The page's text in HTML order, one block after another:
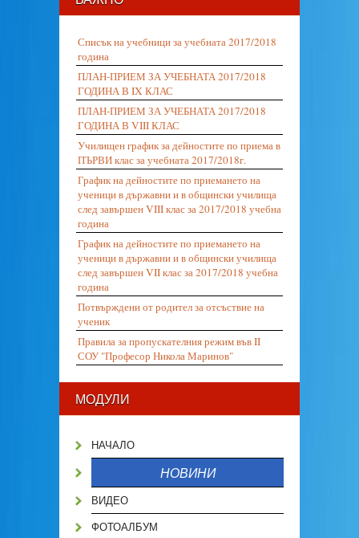
Списък на учебници за учебната 2017/2018
година
ПЛАН-ПРИЕМ ЗА УЧЕБНАТА 2017/2018
ГОДИНА В IX КЛАС
ПЛАН-ПРИЕМ ЗА УЧЕБНАТА 2017/2018
ГОДИНА В VIII КЛАС
Училищен график за дейностите по приема в
ПЪРВИ клас за учебната 2017/2018г.
График на дейностите по приемането на
ученици в държавни и в общински училища
след завършен VIII клас за 2017/2018 учебна
година
График на дейностите по приемането на
ученици в държавни и в общински училища
след завършен VII клас за 2017/2018 учебна
година
Потвърждени от родител за отсъствие на
ученик
Правила за пропускателния режим във II
СОУ "Професор Никола Маринов"
МОДУЛИ
НАЧАЛО
НОВИНИ
ВИДЕО
ФОТОАЛБУМ